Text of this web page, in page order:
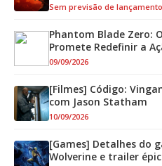
Sem previsão de lançamento
Phantom Blade Zero:
Promete Redefinir a
09/09/2026
[Filmes] Código:
com Jason Statham
10/09/2026
[Games] Detalhes do
Wolverine e trailer